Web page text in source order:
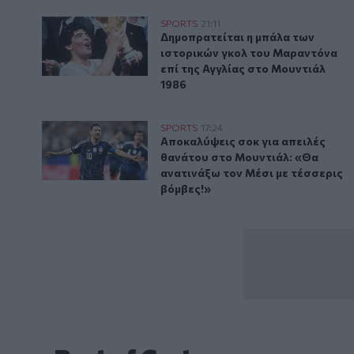
Δημοπρατείται η μπάλα των ιστορικών γκολ του
SPORTS 21:11
Δημοπρατείται η μπάλα των
Δημοπρατείται η μπάλα των
ιστορικών γκολ του Μαραντόνα
επί της Αγγλίας στο Μουντιάλ
1986
Aποκαλύψεις σοκ για απειλές θανάτου στο
SPORTS 17:24
Aποκαλύψεις σοκ για απειλές
Aποκαλύψεις σοκ για απειλές
θανάτου στο Μουντιάλ: «Θα
ανατινάξω τον Μέσι με τέσσερις
βόμβες!»